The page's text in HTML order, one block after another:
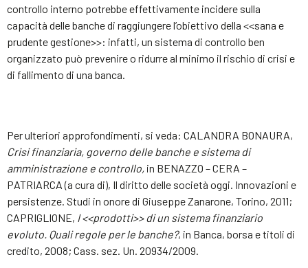
controllo interno potrebbe effettivamente incidere sulla
capacità delle banche di raggiungere l’obiettivo della <<sana e
prudente gestione>>: infatti, un sistema di controllo ben
organizzato può prevenire o ridurre al minimo il rischio di crisi e
di fallimento di una banca.
Per ulteriori approfondimenti, si veda: CALANDRA BONAURA,
Crisi finanziaria, governo delle banche e sistema di
amministrazione e controllo, in BENAZZO – CERA –
PATRIARCA (a cura di), Il diritto delle società oggi. Innovazioni e
persistenze. Studi in onore di Giuseppe Zanarone, Torino, 2011;
CAPRIGLIONE, I <<prodotti>> di un sistema finanziario
evoluto. Quali regole per le banche?, in Banca, borsa e titoli di
credito, 2008; Cass. sez. Un. 20934/2009.